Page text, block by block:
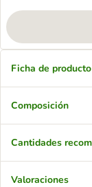
Ficha de producto
Composición
Cantidades
Valoraciones